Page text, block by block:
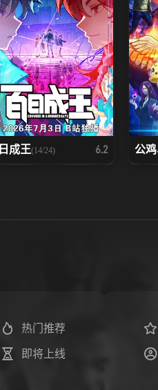
成王(14/24) 6.2 公
热门推荐
即将上线